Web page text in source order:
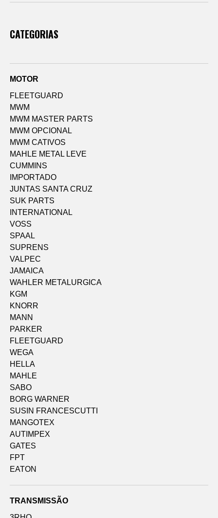
CATEGORIAS
MOTOR
FLEETGUARD
MWM
MWM MASTER PARTS
MWM OPCIONAL
MWM CATIVOS
MAHLE METAL LEVE
CUMMINS
IMPORTADO
JUNTAS SANTA CRUZ
SUK PARTS
INTERNATIONAL
VOSS
SPAAL
SUPRENS
VALPEC
JAMAICA
WAHLER METALURGICA
KGM
KNORR
MANN
PARKER
FLEETGUARD
WEGA
HELLA
MAHLE
SABO
BORG WARNER
SUSIN FRANCESCUTTI
MANGOTEX
AUTIMPEX
GATES
FPT
EATON
TRANSMISSÃO